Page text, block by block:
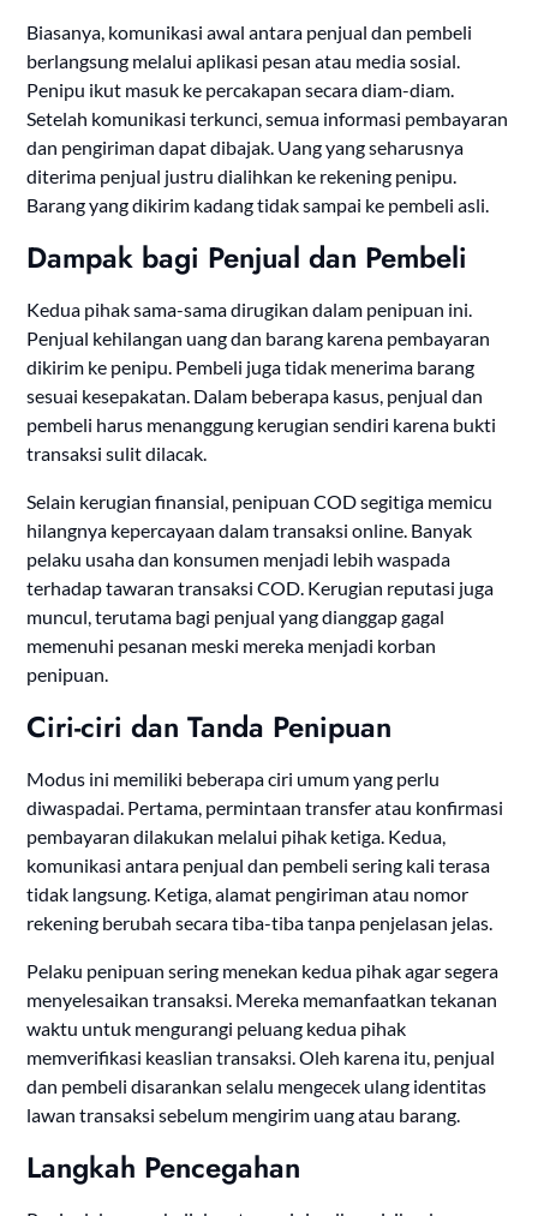
Biasanya, komunikasi awal antara penjual dan pembeli
berlangsung melalui aplikasi pesan atau media sosial.
Penipu ikut masuk ke percakapan secara diam-diam.
Setelah komunikasi terkunci, semua informasi pembayaran
dan pengiriman dapat dibajak. Uang yang seharusnya
diterima penjual justru dialihkan ke rekening penipu.
Barang yang dikirim kadang tidak sampai ke pembeli asli.
Dampak bagi Penjual dan Pembeli
Kedua pihak sama-sama dirugikan dalam penipuan ini.
Penjual kehilangan uang dan barang karena pembayaran
dikirim ke penipu. Pembeli juga tidak menerima barang
sesuai kesepakatan. Dalam beberapa kasus, penjual dan
pembeli harus menanggung kerugian sendiri karena bukti
transaksi sulit dilacak.
Selain kerugian finansial, penipuan COD segitiga memicu
hilangnya kepercayaan dalam transaksi online. Banyak
pelaku usaha dan konsumen menjadi lebih waspada
terhadap tawaran transaksi COD. Kerugian reputasi juga
muncul, terutama bagi penjual yang dianggap gagal
memenuhi pesanan meski mereka menjadi korban
penipuan.
Ciri-ciri dan Tanda Penipuan
Modus ini memiliki beberapa ciri umum yang perlu
diwaspadai. Pertama, permintaan transfer atau konfirmasi
pembayaran dilakukan melalui pihak ketiga. Kedua,
komunikasi antara penjual dan pembeli sering kali terasa
tidak langsung. Ketiga, alamat pengiriman atau nomor
rekening berubah secara tiba-tiba tanpa penjelasan jelas.
Pelaku penipuan sering menekan kedua pihak agar segera
menyelesaikan transaksi. Mereka memanfaatkan tekanan
waktu untuk mengurangi peluang kedua pihak
memverifikasi keaslian transaksi. Oleh karena itu, penjual
dan pembeli disarankan selalu mengecek ulang identitas
lawan transaksi sebelum mengirim uang atau barang.
Langkah Pencegahan